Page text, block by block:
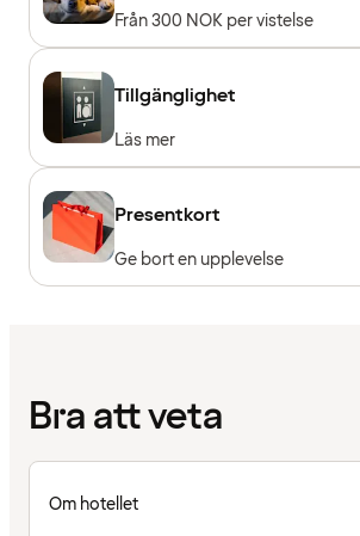
Från 300 NOK per vistelse
Tillgänglighet
Läs mer
Presentkort
Ge bort en upplevelse
Bra att veta
Om hotellet